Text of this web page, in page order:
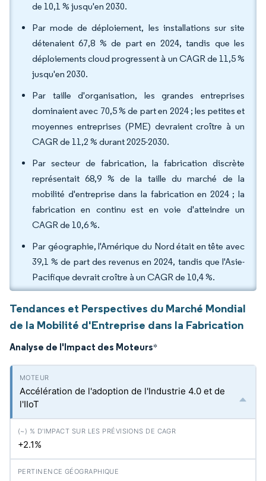
de 10,1 % jusqu'en 2030.
Par mode de déploiement, les installations sur site
détenaient 67,8 % de part en 2024, tandis que les
déploiements cloud progressent à un CAGR de 11,5 %
jusqu'en 2030.
Par taille d'organisation, les grandes entreprises
dominaient avec 70,5 % de part en 2024 ; les petites et
moyennes entreprises (PME) devraient croître à un
CAGR de 11,2 % durant 2025-2030.
Par secteur de fabrication, la fabrication discrète
représentait 68,9 % de la taille du marché de la
mobilité d'entreprise dans la fabrication en 2024 ; la
fabrication en continu est en voie d'atteindre un
CAGR de 10,6 %.
Par géographie, l'Amérique du Nord était en tête avec
39,1 % de part des revenus en 2024, tandis que l'Asie-
Pacifique devrait croître à un CAGR de 10,4 %.
Tendances et Perspectives du Marché Mondial
de la Mobilité d'Entreprise dans la Fabrication
Analyse de l'Impact des Moteurs*
Accélération de l'adoption de l'Industrie 4.0 et de
l'IIoT
+2.1%